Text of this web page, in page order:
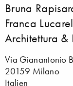
Bruna
Franca
Architettura &
Via Gianantonio
20159 Milano
Italien